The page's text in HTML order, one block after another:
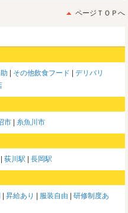
ページＴＯＰへ
その他飲食フード
デリバリ
市 糸魚川市
荻川駅 長岡駅
昇給あり 服装自由
研修制度あ